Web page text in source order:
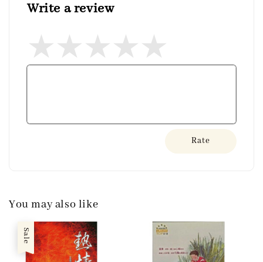
Write a review
Rate
You may also like
Sale